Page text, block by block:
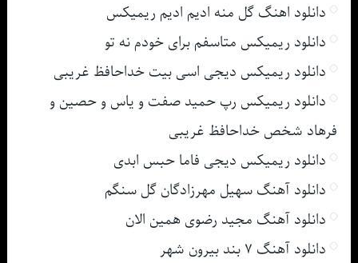
دانلود اهنگ گل منه ادیم ادیم ریمیکس
دانلود ریمیکس متاسفم برای خودم نه تو
دانلود ریمیکس دیجی اسی بیت خداحافظ غریبی
دانلود ریمیکس رپ حمید صفت و یاس و حصین و
فرهاد شخص خداحافظ غریبی
دانلود ریمیکس دیجی فاما حبس ابدی
دانلود آهنگ سهیل مهرزادگان گل سنگم
دانلود آهنگ مجید رضوی همین الان
دانلود آهنگ ۷ بند بیرون شهر